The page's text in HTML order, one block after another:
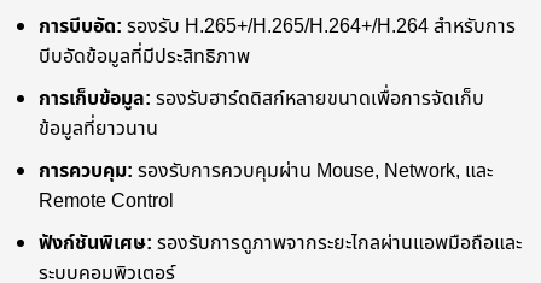
การบีบอัด: รองรับ H.265+/H.265/H.264+/H.264 สำหรับการ
บีบอัดข้อมูลที่มีประสิทธิภาพ
การเก็บข้อมูล: รองรับฮาร์ดดิสก์หลายขนาดเพื่อการจัดเก็บ
ข้อมูลที่ยาวนาน
การควบคุม: รองรับการควบคุมผ่าน Mouse, Network, และ
Remote Control
ฟังก์ชันพิเศษ: รองรับการดูภาพจากระยะไกลผ่านแอพมือถือและ
ระบบคอมพิวเตอร์